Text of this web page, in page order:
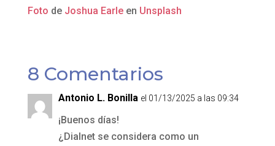
Foto de Joshua Earleen Unsplash
8 Comentarios
Antonio L. Bonilla el 01/13/2025 a las 09:34
¡Buenos días!
¿Dialnet se considera como un